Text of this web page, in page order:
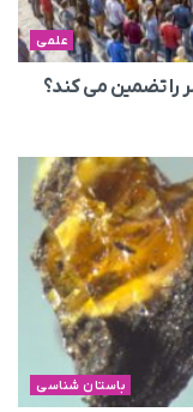
علمی
باستان شناسی